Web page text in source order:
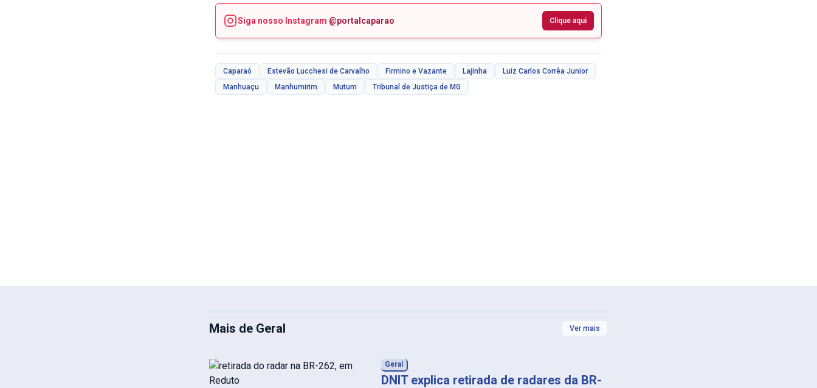
Siga nosso Instagram @portalcaparao Clique aqui
Caparaó Estevão Lucchesi de Carvalho Firmino e Vazante Lajinha
Luiz Carlos Corrêa Junior
Manhuaçu
Manhumirim Mutum Tribunal de Justiça de MG
Mais de Geral Ver mais
Geral
DNIT explica retirada de radares da BR-